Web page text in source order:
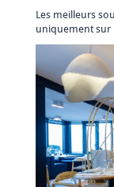
Les meilleurs
uniquement sur